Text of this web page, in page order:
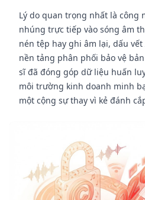
Lý do quan trọng nhất là công
nhúng trực tiếp vào sóng âm
nén tệp hay ghi âm lại, dấu
nền tảng phân phối bảo vệ
sĩ đã đóng góp dữ liệu huấn
môi trường kinh doanh minh
một cộng sự thay vì kẻ đánh